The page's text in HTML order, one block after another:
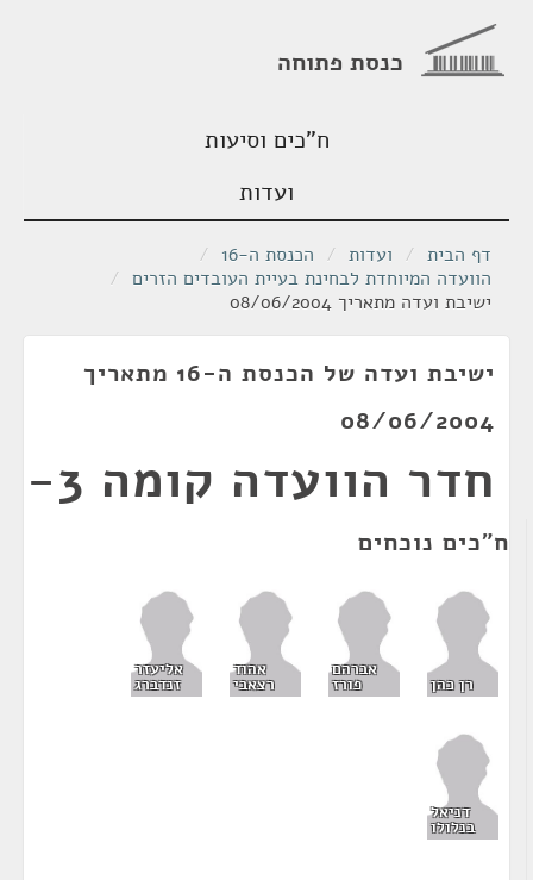
כנסת פתוחה
ח"כים וסיעות
ועדות
דף הבית / ועדות / הכנסת ה-16
/
הוועדה המיוחדת לבחינת בעיית העובדים הזרים /
ישיבת ועדה מתאריך 08/06/2004
ישיבת ועדה של הכנסת ה-16 מתאריך
08/06/2004
חדר הוועדה קומה 3-
ח"כים נוכחים
רן כהן
אברהם
פורז
אהוד
רצאבי
אליעזר
זנדברג
דניאל
בנלולו